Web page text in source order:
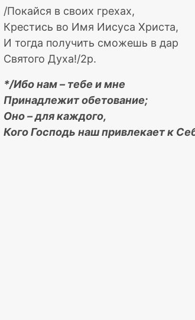
/Покайся в своих грехах,
Крестись во Имя Иисуса Христа,
И тогда получить сможешь в дар
Святого Духа!/2р.
*/Ибо нам – тебе и мне
Принадлежит обетование;
Оно – для каждого,
Кого Господь наш привлекает к